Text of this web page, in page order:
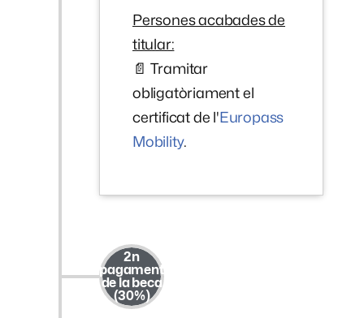
Persones acabades de
titular:
📄 Tramitar
obligatòriament el
certificat de l'Europass
Mobility.
2n
pagament
de la beca
(30%)